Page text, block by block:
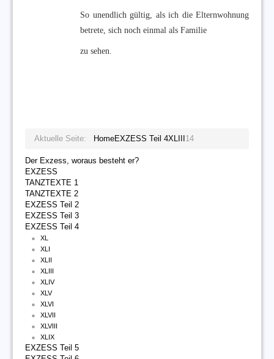
So unendlich gültig, als ich die Elternwohnung
betrete, sich noch einmal als Familie
zu sehen.
Aktuelle Seite: HomeEXZESS Teil 4XLIII 14
Der Exzess, woraus besteht er?
EXZESS
TANZTEXTE 1
TANZTEXTE 2
EXZESS Teil 2
EXZESS Teil 3
EXZESS Teil 4
XL
XLI
XLII
XLIII
XLIV
XLV
XLVI
XLVII
XLVIII
XLIX
EXZESS Teil 5